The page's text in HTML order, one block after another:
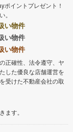
ポイントプレゼント！
。
い物件
い物件
い物件
正確性、法令遵守、ヤ
した優良な店舗運営を
受けた不動産会社の取
ます。